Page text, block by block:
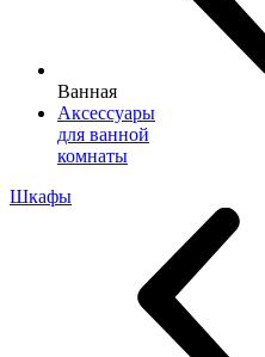
Ванная
Аксессуары
для ванной
комнаты
Шкафы